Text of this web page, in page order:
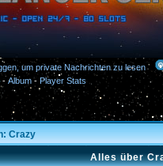
um private Nachrichten zu lesen
- Album- Player Stats
Crazy
Alles über